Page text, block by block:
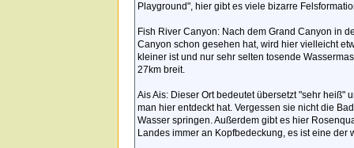
Playground", hier gibt es viele bizarre
Fish River Canyon: Nach dem Grand Canyon in
Canyon schon gesehen hat, wird hier vielleicht
kleiner ist und nur sehr selten tosende
27km breit.
Ais Ais: Dieser Ort bedeutet übersetzt "sehr heiß"
man hier entdeckt hat. Vergessen sie nicht die
Wasser springen. Außerdem gibt es hier
Landes immer an Kopfbedeckung, es ist eine der